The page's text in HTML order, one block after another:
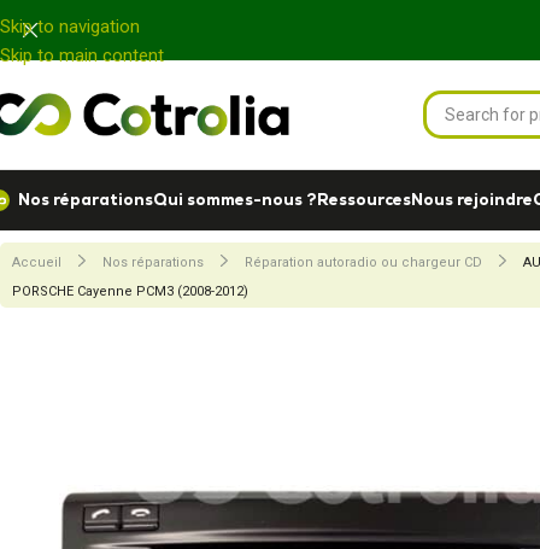
Panneau de gestion des cookies
Skip to navigation
Skip to main content
Nos réparationsQui sommes-nous ?RessourcesNous rejoindre
Accueil Nos réparations Réparation autoradio ou chargeur CD
PORSCHE Cayenne PCM3 (2008-2012)